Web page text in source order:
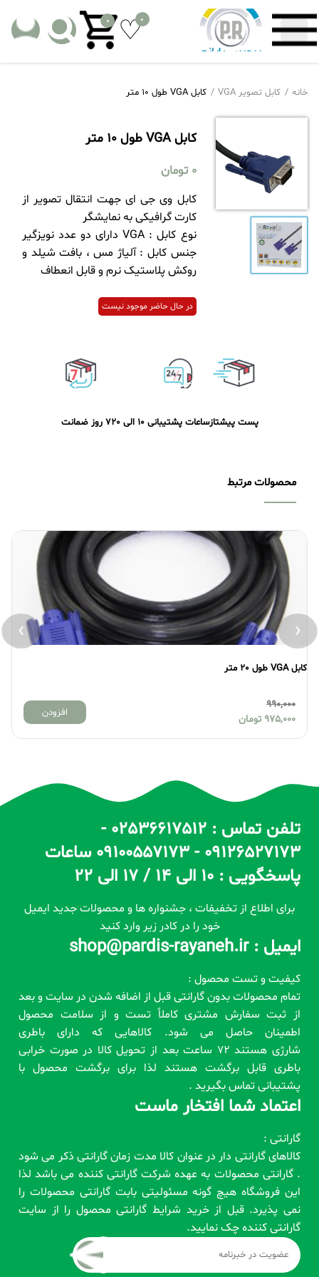
0
0
خانه کابل تصویر VGA کابل VGA طول 10 متر
کابل VGA طول 10 متر
0 تومان
کابل وی جی ای جهت انتقال تصویر از
کارت گرافیکی به نمایشگر
نوع کابل ‏‏:‏‏ VGA دارای دو عدد نویزگیر
جنس کابل ‏‏:‏‏ آلیاژ مس ، بافت شیلد و
روکش پلاستیک نرم و قابل انعطاف
در حال حاضر موجود نیست
پست پیشتازساعات پشتیبانی 10 الی 20 7 روز ضمانت
محصولات مرتبط
کابل VGA طول 20 متر
990,000
975,000 تومان
افزودن
‹
›
تلفن تماس : 02536617512 -
09126527173 - 09100557173 ساعات
پاسخگویی : 10 الی 14 / 17 الی 22
برای اطلاع از تخفیفات ، جشنواره ها و محصولات جدید ایمیل
خود را در کادر زیر وارد کنید
ایمیل : shop@pardis-rayaneh.ir
کیفیت و تست محصول :
تمام محصولات بدون گارانتی قبل از اضافه شدن در سایت و بعد
از ثبت سفارش مشتری کاملاً تست و از سلامت محصول
اطمینان حاصل می شود. کالاهایی که دارای باطری
شارژی هستند 72 ساعت بعد از تحویل کالا در صورت خرابی
باطری قابل برگشت هستند لذا برای برگشت محصول با
پشتیبانی تماس بگیرید .
اعتماد شما افتخار ماست
گارانتی :
کالاهای گارانتی دار در عنوان کالا مدت زمان گارانتی ذکر می شود
. گارانتی محصولات به عهده شرکت گارانتی کننده می باشد لذا
این فروشگاه هیچ گونه مسئولیتی بابت گارانتی محصولات را
نمی پذیرد. قبل از خرید شرایط گارانتی محصول را از سایت
گارانتی کننده چک نمایید.